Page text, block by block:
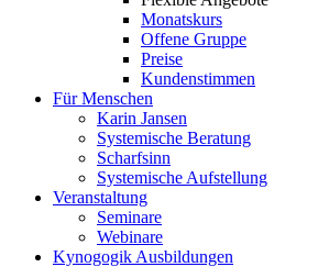
Monatskurs
Offene Gruppe
Preise
Kundenstimmen
Für Menschen
Karin Jansen
Systemische Beratung
Scharfsinn
Systemische Aufstellung
Veranstaltung
Seminare
Webinare
Kynogogik Ausbildungen